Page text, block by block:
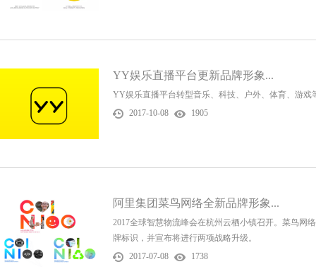
YY娱乐直播平台更新品牌形象...
YY娱乐直播平台转型音乐、科技、户外、体育、游戏
2017-10-08
1905
阿里集团菜鸟网络全新品牌形象...
2017全球智慧物流峰会在杭州云栖小镇召开。菜鸟网
牌标识，并宣布将进行两项战略升级。
2017-07-08
1738